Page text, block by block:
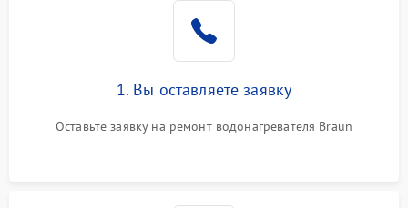
1. Вы оставляете заявку
Оставьте заявку на ремонт водонагревателя Braun